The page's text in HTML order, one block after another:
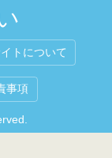
トについて
事項